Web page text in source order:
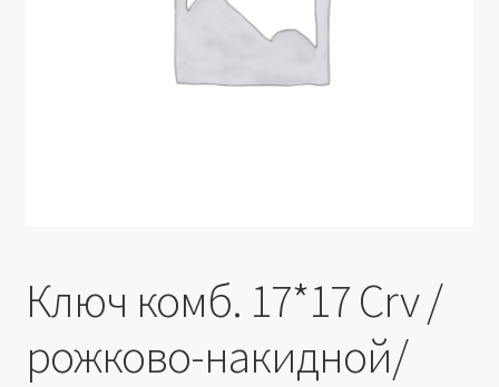
Ключ комб. 17*17 Crv /
рожково-накидной/